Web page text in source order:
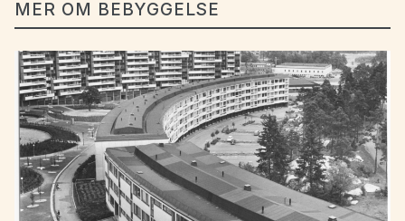
MER OM BEBYGGELSE